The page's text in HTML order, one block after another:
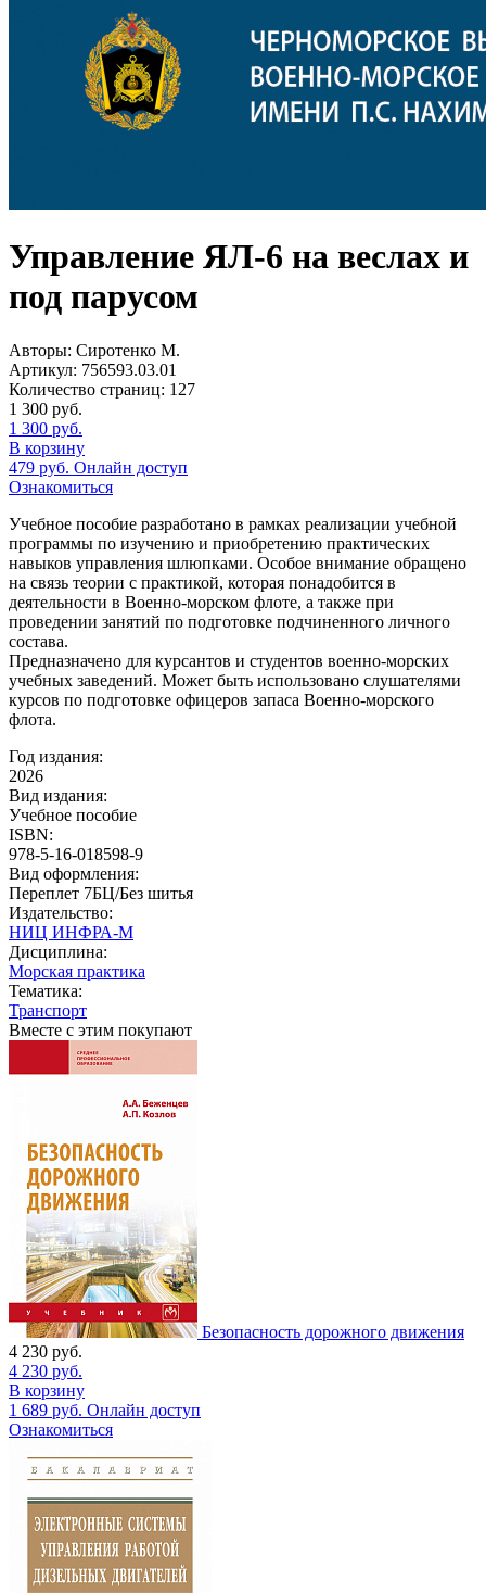
Управление ЯЛ-6 на веслах и
под парусом
Авторы: Сиротенко М.
Артикул: 756593.03.01
Количество страниц: 127
1 300 руб.
1 300 руб.
В корзину
479 руб. Онлайн доступ
Ознакомиться
Учебное пособие разработано в рамках реализации учебной
программы по изучению и приобретению практических
навыков управления шлюпками. Особое внимание обращено
на связь теории с практикой, которая понадобится в
деятельности в Военно-морском флоте, а также при
проведении занятий по подготовке подчиненного личного
состава.
Предназначено для курсантов и студентов военно-морских
учебных заведений. Может быть использовано слушателями
курсов по подготовке офицеров запаса Военно-морского
флота.
Год издания:
2026
Вид издания:
Учебное пособие
ISBN:
978-5-16-018598-9
Вид оформления:
Переплет 7БЦ/Без шитья
Издательство:
НИЦ ИНФРА-М
Дисциплина:
Морская практика
Тематика:
Транспорт
Вместе с этим покупают
Безопасность дорожного движения
4 230 руб.
4 230 руб.
В корзину
1 689 руб. Онлайн доступ
Ознакомиться